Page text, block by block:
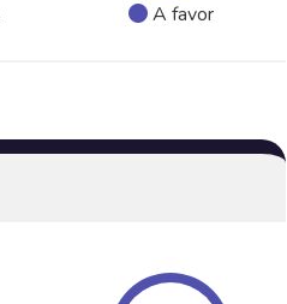
A favor